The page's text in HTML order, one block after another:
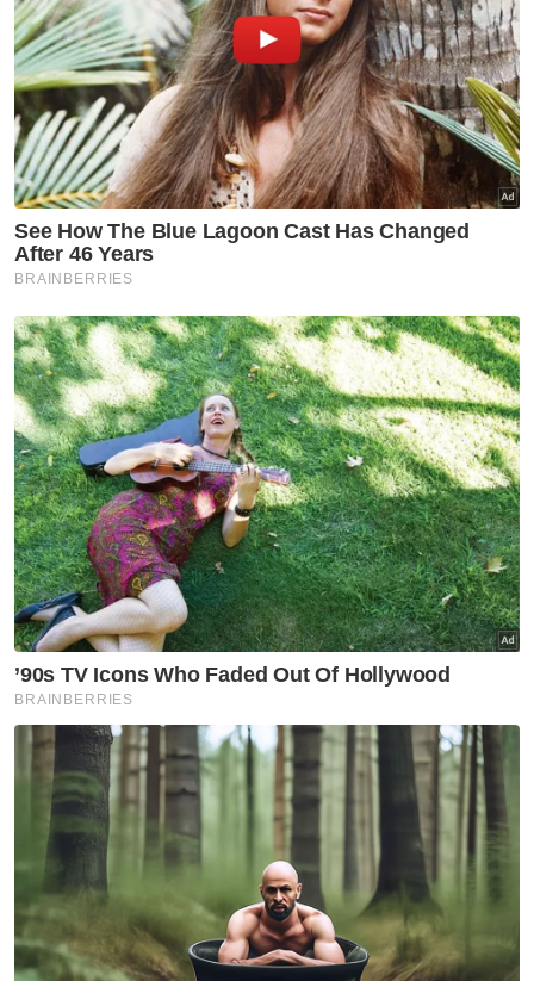
Harga baru untuk produk-produk yang disenaraikan Gardenia
Bakeries (KL) Sdn Bhd.
Roti bijirin gandum penuh Gardenia pula akan
dijual pada harga RM4 sementara roti Bran &
WheatGerm berharga RM3.50.
Roti krim QuickBites naik 10 sen menjadi
RM1.10 dan roti sambal bilis meningkat 20 sen
menjadi RM1.50.
Surat mengenai perubahan harga produk
roti Gardenia yang dihantar kepada peruncit
itu juga tular di media sosial dan turut
dikongsi pengguna Twitter yang
menggunakan nama @KlutzyKucing.
Artikel Berkaitan:
'Beri saya senarai barang kawalan apa naik harga' -
Salahuddin
Afdlin Shauki dilantik Pengerusi YWP Media Sdn Bhd
Tiada aduan kenaikan harga melampau sepanjang